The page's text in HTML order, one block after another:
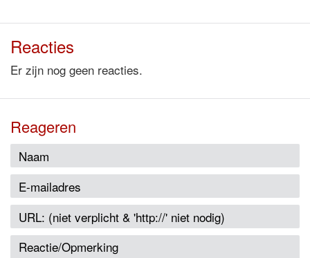
Reacties
Er zijn nog geen reacties.
Reageren